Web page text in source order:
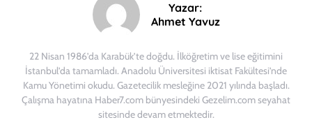
Yazar:
Ahmet Yavuz
22 Nisan 1986’da Karabük’te doğdu. İlköğretim ve lise eğitimini
İstanbul’da tamamladı. Anadolu Üniversitesi iktisat Fakültesi’nde
Kamu Yönetimi okudu. Gazetecilik mesleğine 2021 yılında başladı.
Çalışma hayatına Haber7.com bünyesindeki Gezelim.com seyahat
sitesinde devam etmektedir.